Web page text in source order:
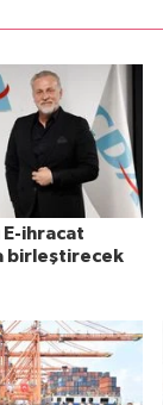
E-ihracat
birleştirecek